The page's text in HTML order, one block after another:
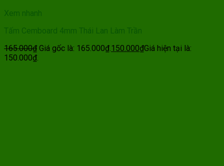
Xem nhanh
Tấm Cemboard 4mm Thái Lan Làm Trần
165.000₫ Giá gốc là: 165.000₫.150.000₫Giá hiện tại là:
150.000₫.